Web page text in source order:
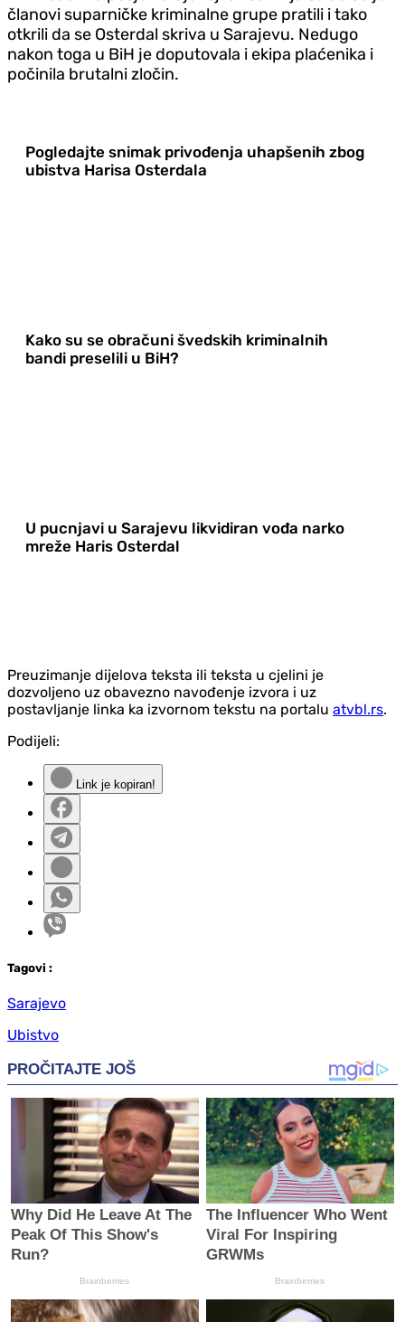
članovi suparničke kriminalne grupe pratili i tako
otkrili da se Osterdal skriva u Sarajevu. Nedugo
nakon toga u BiH je doputovala i ekipa plaćenika i
počinila brutalni zločin.
Pogledajte snimak privođenja uhapšenih zbog
ubistva Harisa Osterdala
Kako su se obračuni švedskih kriminalnih
bandi preselili u BiH?
U pucnjavi u Sarajevu likvidiran vođa narko
mreže Haris Osterdal
Preuzimanje dijelova teksta ili teksta u cjelini je
dozvoljeno uz obavezno navođenje izvora i uz
postavljanje linka ka izvornom tekstu na portalu atvbl.rs.
Podijeli:
Link je kopiran!
Tagovi :
Sarajevo
Ubistvo